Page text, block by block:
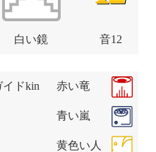
白い鏡 音12
ドkin 赤い竜
青い嵐
黄色い人